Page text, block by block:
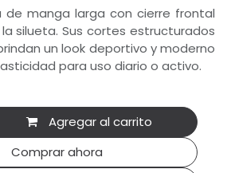
manga larga con cierre frontal
silueta. Sus cortes estructurados
un look deportivo y moderno
para uso diario o activo.
Agregar al carrito
Comprar ahora